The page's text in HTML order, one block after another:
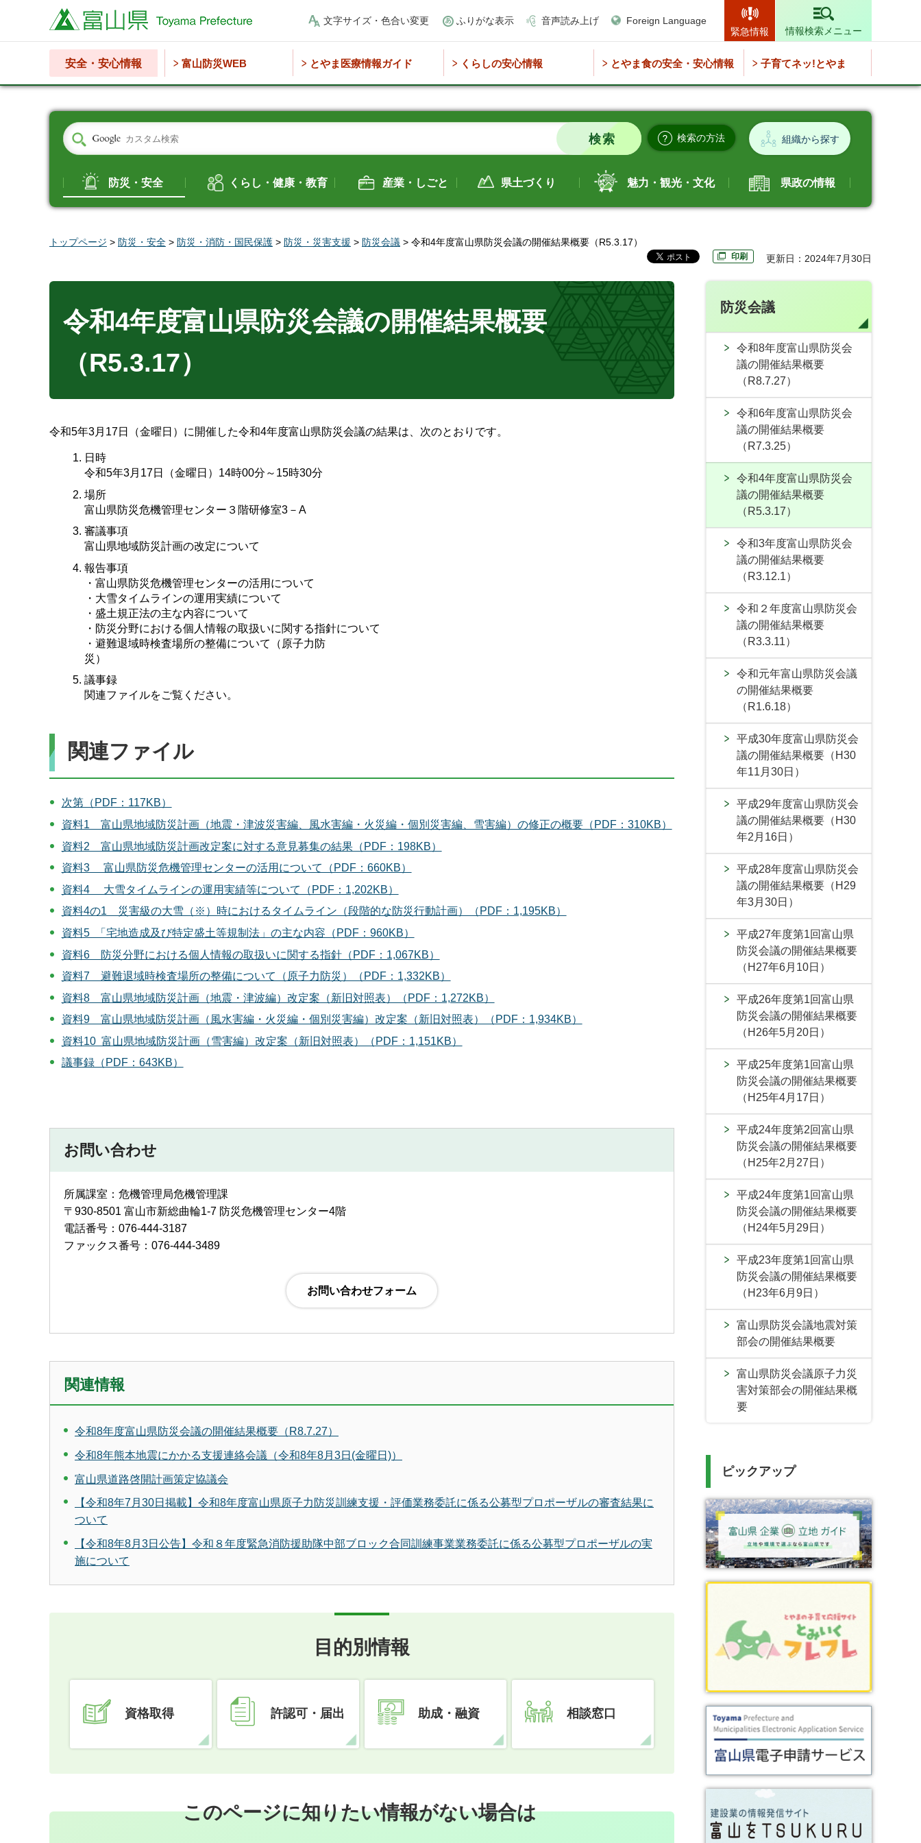
富山県 文字サイズ・色合い変更 ふりがな表示 音声読み上げ
Foreign Language
緊急情報
情報検索メニュー
安全・安心情報 富山防災WEB とやま医療情報ガイド くらしの安心情報 とやま食の安全・安心情報 子育てネッ!とやま
検索の方法 組織から探す
防災・安全 くらし・健康・教育 産業・しごと 県土づくり 魅力・観光・文化 県政の情報
トップページ > 防災・安全 > 防災・消防・国民保護 > 防災・災害支援 > 防災会議 > 令和4年度富山県防災会議の開催結果概要（R5.3.17）
印刷 更新日：2024年7月30日
令和4年度富山県防災会議の開催結果概要
（R5.3.17）
令和5年3月17日（金曜日）に開催した令和4年度富山県防災会議の結果は、次のとおりです。
日時
令和5年3月17日（金曜日）14時00分～15時30分
場所
富山県防災危機管理センター３階研修室3－A
審議事項
富山県地域防災計画の改定について
報告事項
・富山県防災危機管理センターの活用について
・大雪タイムラインの運用実績について
・盛土規正法の主な内容について
・防災分野における個人情報の取扱いに関する指針について
・避難退域時検査場所の整備について（原子力防
災）
議事録
関連ファイルをご覧ください。
関連ファイル
次第（PDF：117KB）
資料1 富山県地域防災計画（地震・津波災害編、風水害編・火災編・個別災害編、雪害編）の修正の概要（PDF：310KB）
資料2 富山県地域防災計画改定案に対する意見募集の結果（PDF：198KB）
資料3 富山県防災危機管理センターの活用について（PDF：660KB）
資料4 大雪タイムラインの運用実績等について（PDF：1,202KB）
資料4の1 災害級の大雪（※）時におけるタイムライン（段階的な防災行動計画）（PDF：1,195KB）
資料5 「宅地造成及び特定盛土等規制法」の主な内容（PDF：960KB）
資料6 防災分野における個人情報の取扱いに関する指針（PDF：1,067KB）
資料7 避難退域時検査場所の整備について（原子力防災）（PDF：1,332KB）
資料8 富山県地域防災計画（地震・津波編）改定案（新旧対照表）（PDF：1,272KB）
資料9 富山県地域防災計画（風水害編・火災編・個別災害編）改定案（新旧対照表）（PDF：1,934KB）
資料10 富山県地域防災計画（雪害編）改定案（新旧対照表）（PDF：1,151KB）
議事録（PDF：643KB）
お問い合わせ
所属課室：危機管理局危機管理課
〒930-8501 富山市新総曲輪1-7 防災危機管理センター4階
電話番号：076-444-3187
ファックス番号：076-444-3489
関連情報
令和8年度富山県防災会議の開催結果概要（R8.7.27）
令和8年熊本地震にかかる支援連絡会議（令和8年8月3日(金曜日)）
富山県道路啓開計画策定協議会
【令和8年7月30日掲載】令和8年度富山県原子力防災訓練支援・評価業務委託に係る公募型プロポーザルの審査結果に
ついて
【令和8年8月3日公告】令和８年度緊急消防援助隊中部ブロック合同訓練事業業務委託に係る公募型プロポーザルの実
施について
目的別情報
資格取得 許認可・届出 助成・融資 相談窓口
このページに知りたい情報がない場合は
防災会議
令和8年度富山県防災会
議の開催結果概要
（R8.7.27）
令和6年度富山県防災会
議の開催結果概要
（R7.3.25）
令和4年度富山県防災会
議の開催結果概要
（R5.3.17）
令和3年度富山県防災会
議の開催結果概要
（R3.12.1）
令和２年度富山県防災会
議の開催結果概要
（R3.3.11）
令和元年富山県防災会議
の開催結果概要
（R1.6.18）
平成30年度富山県防災会
議の開催結果概要（H30
年11月30日）
平成29年度富山県防災会
議の開催結果概要（H30
年2月16日）
平成28年度富山県防災会
議の開催結果概要（H29
年3月30日）
平成27年度第1回富山県
防災会議の開催結果概要
（H27年6月10日）
平成26年度第1回富山県
防災会議の開催結果概要
（H26年5月20日）
平成25年度第1回富山県
防災会議の開催結果概要
（H25年4月17日）
平成24年度第2回富山県
防災会議の開催結果概要
（H25年2月27日）
平成24年度第1回富山県
防災会議の開催結果概要
（H24年5月29日）
平成23年度第1回富山県
防災会議の開催結果概要
（H23年6月9日）
富山県防災会議地震対策
部会の開催結果概要
富山県防災会議原子力災
害対策部会の開催結果概
要
ピックアップ